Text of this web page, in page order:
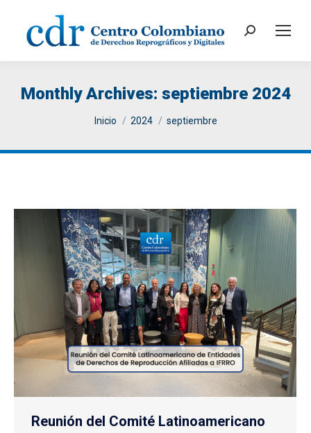
Search:
Monthly Archives: septiembre 2024
You are here:
Inicio 2024 septiembre
Reunión del Comité Latinoamericano